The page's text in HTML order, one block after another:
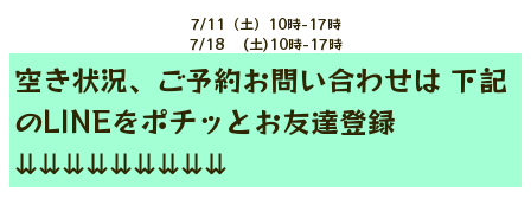
7/11（土）10時-17時
7/18 (土)10時-17時
空き状況、ご予約お問い合わせは 下記
のLINEをポチッとお友達登録
⇊⇊⇊⇊⇊⇊⇊⇊⇊